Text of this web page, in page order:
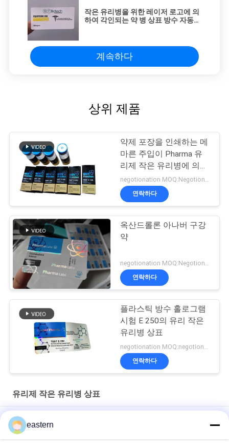
작은 유리병을 위한 레이저 로고에 의
하여 각인되는 약 병 상표 방수 자동
계속하다
상위 제품
약제 포장을 인쇄하는 메
마른 주입이 Pharma 유
리제 작은 유리병에 의하
여 레테르를 붙입니다
negotionation MOQ:Negotionation
연락하다
옥산드롤론 아나버 구강
약
negotionation MOQ:Negotionation
연락하다
플라스틱 방수 홀로그램
시험 E 250의 유리 작은
유리병 상표
연락하다
유리제 작은 유리병 상표
Somatropin HG 176-191 2mlx10 레이블이 있는 유리 바이알
전 세트 Paer Instrution를 가진 tren 아세테이트 작은 유리병 작은
eastern